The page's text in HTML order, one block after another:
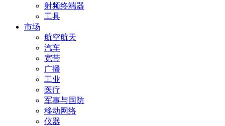
射频终端器
工具
市场
航空航天
汽车
宽带
广播
工业
医疗
军事与国防
移动网络
仪器